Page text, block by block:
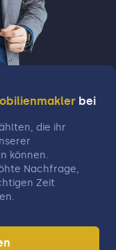
bei
die ihr
können.
Nachfrage,
Zeit